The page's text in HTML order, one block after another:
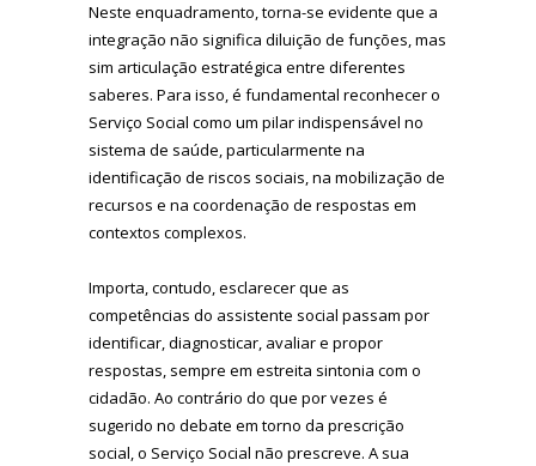
Neste enquadramento, torna-se evidente que a
integração não significa diluição de funções, mas
sim articulação estratégica entre diferentes
saberes. Para isso, é fundamental reconhecer o
Serviço Social como um pilar indispensável no
sistema de saúde, particularmente na
identificação de riscos sociais, na mobilização de
recursos e na coordenação de respostas em
contextos complexos.
Importa, contudo, esclarecer que as
competências do assistente social passam por
identificar, diagnosticar, avaliar e propor
respostas, sempre em estreita sintonia com o
cidadão. Ao contrário do que por vezes é
sugerido no debate em torno da prescrição
social, o Serviço Social não prescreve. A sua